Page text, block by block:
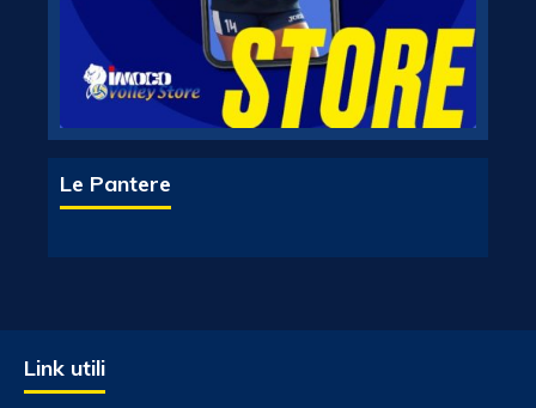
Le Pantere
Link utili